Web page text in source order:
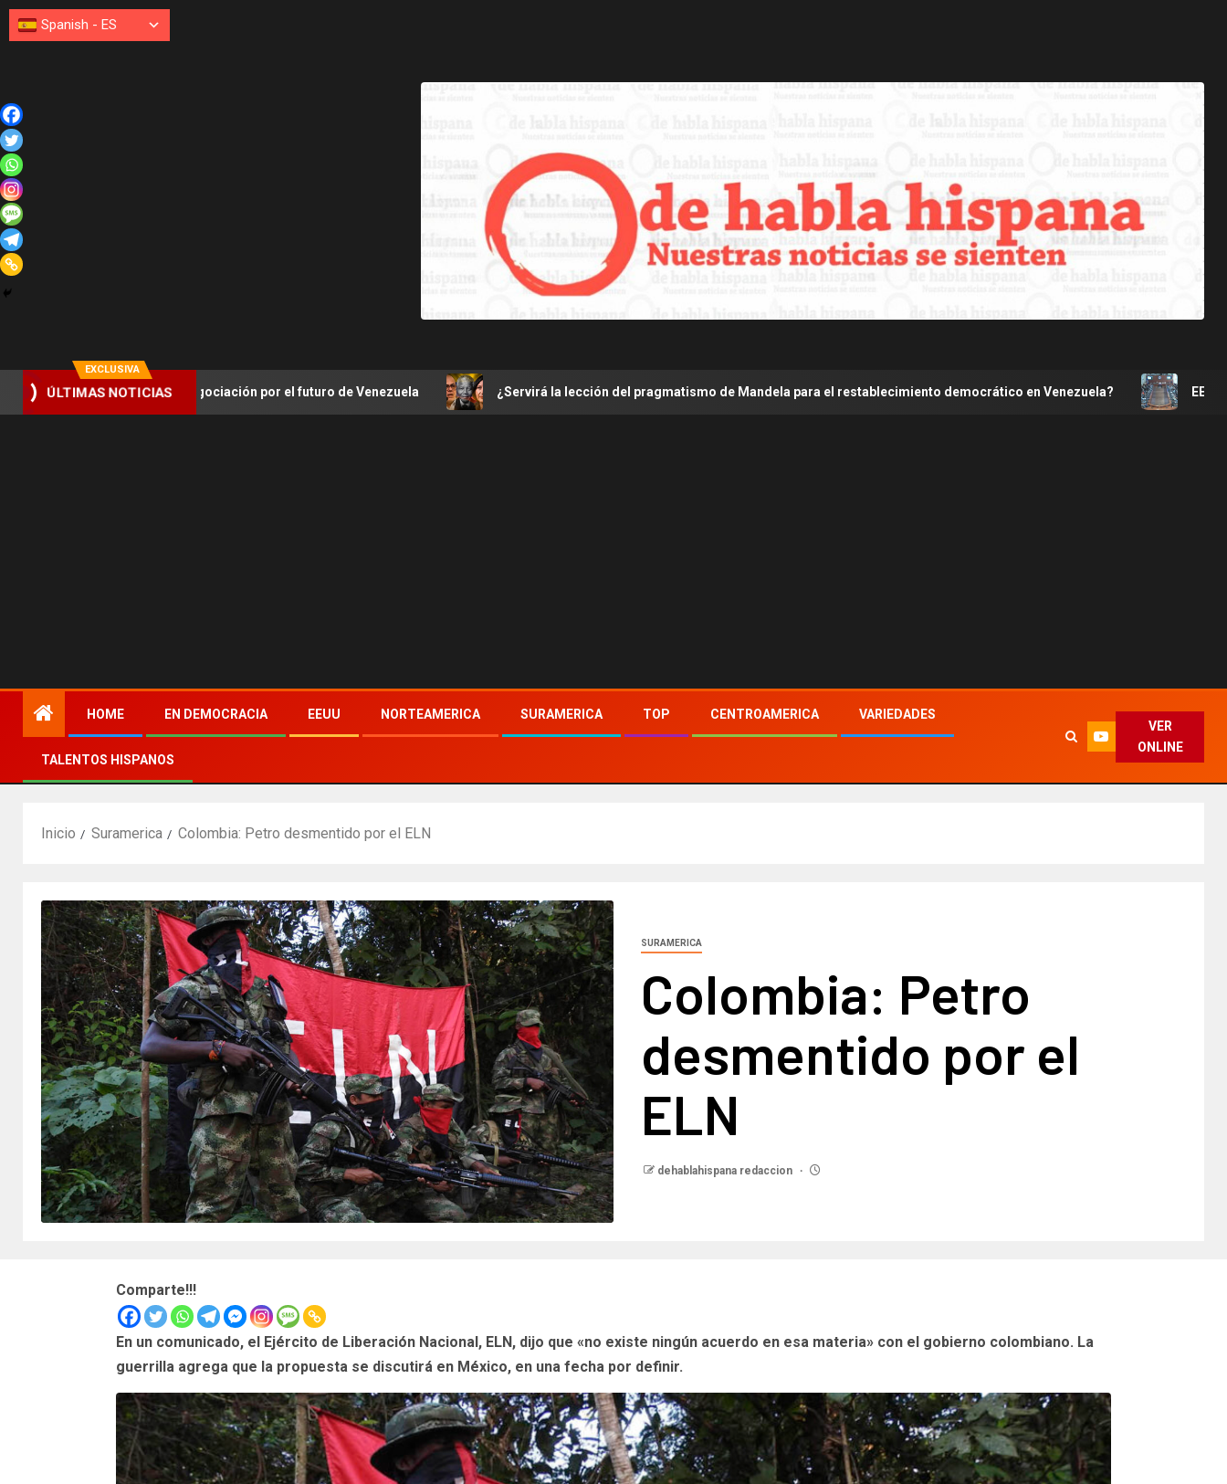
EXCLUSIVA
ÚLTIMAS NOTICIAS
la negociación por el futuro de Venezuela ¿Servirá la lección del pragmatismo de Mandela para el restablecimiento democrático en Venezuela? EE.UU. y aliados
HOME EN DEMOCRACIA EEUU NORTEAMERICA SURAMERICA TOP CENTROAMERICA VARIEDADES
TALENTOS HISPANOS
VER
ONLINE
Inicio Suramerica Colombia: Petro desmentido por el ELN
SURAMERICA
Colombia: Petro
desmentido por el
ELN
dehablahispana redaccion
Comparte!!!
En un comunicado, el Ejército de Liberación Nacional, ELN, dijo que «no existe ningún acuerdo en esa materia» con el gobierno colombiano. La
guerrilla agrega que la propuesta se discutirá en México, en una fecha por definir.
Spanish - ES